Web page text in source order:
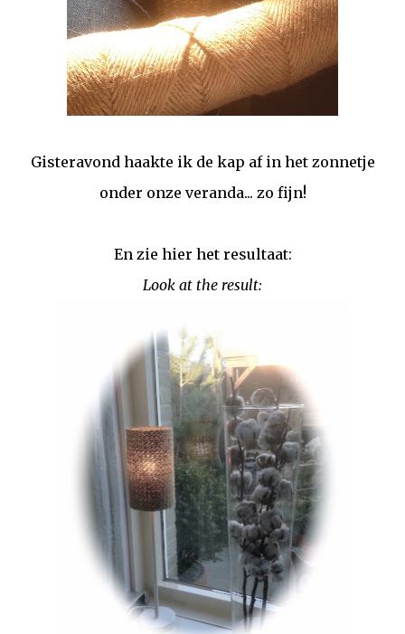
Gisteravond haakte ik de kap af in het zonnetje
onder onze veranda... zo fijn!
En zie hier het resultaat:
Look at the result: